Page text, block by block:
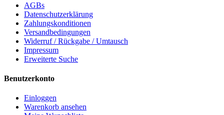
AGBs
Datenschutzerklärung
Zahlungskonditionen
Versandbedingungen
Widerruf / Rückgabe / Umtausch
Impressum
Erweiterte Suche
Benutzerkonto
Einloggen
Warenkorb ansehen